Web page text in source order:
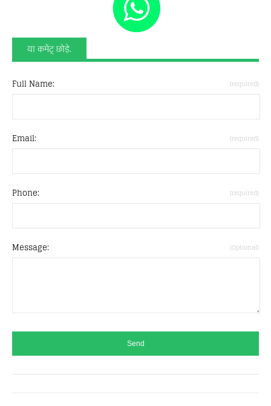
या कमेंट् छोड़े.
Full Name: (required)
Email: (required)
Phone: (required)
Message: (Optional)